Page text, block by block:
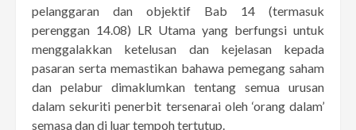
pelanggaran dan objektif Bab 14 (termasuk
perenggan 14.08) LR Utama yang berfungsi untuk
menggalakkan ketelusan dan kejelasan kepada
pasaran serta memastikan bahawa pemegang saham
dan pelabur dimaklumkan tentang semua urusan
dalam sekuriti penerbit tersenarai oleh ‘orang dalam’
semasa dan di luar tempoh tertutup.